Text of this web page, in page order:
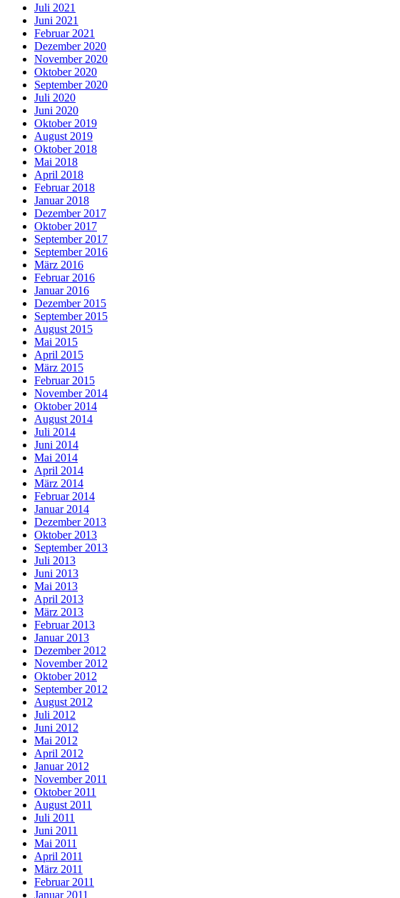
Juli 2021
Juni 2021
Februar 2021
Dezember 2020
November 2020
Oktober 2020
September 2020
Juli 2020
Juni 2020
Oktober 2019
August 2019
Oktober 2018
Mai 2018
April 2018
Februar 2018
Januar 2018
Dezember 2017
Oktober 2017
September 2017
September 2016
März 2016
Februar 2016
Januar 2016
Dezember 2015
September 2015
August 2015
Mai 2015
April 2015
März 2015
Februar 2015
November 2014
Oktober 2014
August 2014
Juli 2014
Juni 2014
Mai 2014
April 2014
März 2014
Februar 2014
Januar 2014
Dezember 2013
Oktober 2013
September 2013
Juli 2013
Juni 2013
Mai 2013
April 2013
März 2013
Februar 2013
Januar 2013
Dezember 2012
November 2012
Oktober 2012
September 2012
August 2012
Juli 2012
Juni 2012
Mai 2012
April 2012
Januar 2012
November 2011
Oktober 2011
August 2011
Juli 2011
Juni 2011
Mai 2011
April 2011
März 2011
Februar 2011
Januar 2011